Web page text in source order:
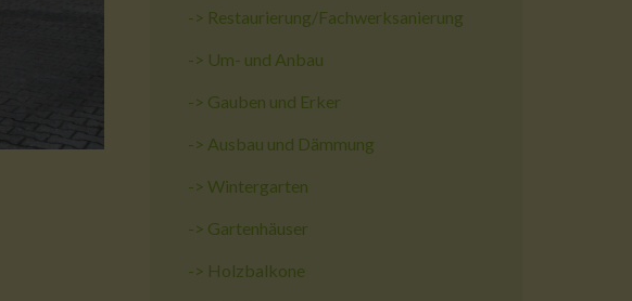
-> Restaurierung/Fachwerksanierung
-> Um- und Anbau
-> Gauben und Erker
-> Ausbau und Dämmung
-> Wintergarten
-> Gartenhäuser
-> Holzbalkone